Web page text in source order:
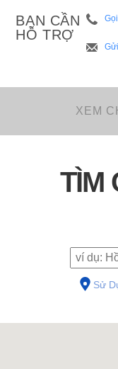
BẠN CẦN
HỖ TRỢ
XEM
TÌM
Sử